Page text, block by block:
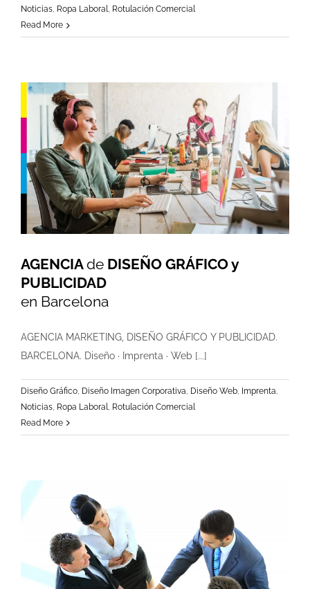
Noticias, Ropa Laboral, Rotulación Comercial
Read More
AGENCIAde DISEÑO GRÁFICO y
PUBLICIDAD
en Barcelona
AGENCIA MARKETING, DISEÑO GRÁFICO Y PUBLICIDAD.
BARCELONA. Diseño · Imprenta · Web [...]
Diseño Gráfico, Diseño Imagen Corporativa, Diseño Web, Imprenta,
Noticias, Ropa Laboral, Rotulación Comercial
Read More